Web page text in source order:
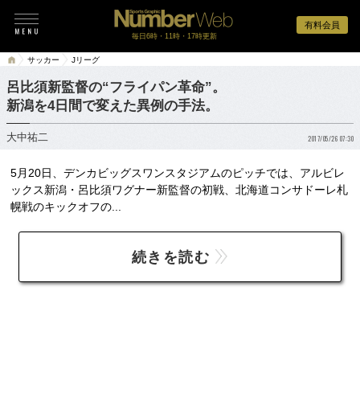
有料会員
毎日6時・11時・17時更新
サッカー Jリーグ
呂比須新監督の“フライパン革命”。
新潟を4日間で変えた異例の手法。
大中祐二 2017/05/26 07:30
5月20日、デンカビッグスワンスタジアムのピッチでは、アルビレ
ックス新潟・呂比須ワグナー新監督の初戦、北海道コンサドーレ札
幌戦のキックオフの...
続きを読む